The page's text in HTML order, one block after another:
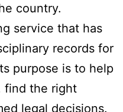
country.
service that has
records for
purpose is to help
find the right
legal decisions.